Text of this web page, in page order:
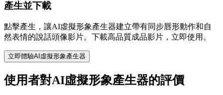
產生並下載
點擊產生，讓AI虛擬形象產生器建立帶有同步唇形動作和自
然表情的說話頭像影片。下載高品質成品影片，立即使用。
立即體驗AI虛擬形象產生器
使用者對AI虛擬形象產生器的評價